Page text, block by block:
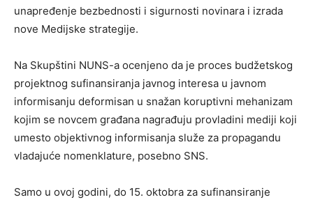
unapređenje bezbednosti i sigurnosti novinara i izrada
nove Medijske strategije.
Na Skupštini NUNS-a ocenjeno da je proces budžetskog
projektnog sufinansiranja javnog interesa u javnom
informisanju deformisan u snažan koruptivni mehanizam
kojim se novcem građana nagrađuju provladini mediji koji
umesto objektivnog informisanja služe za propagandu
vladajuće nomenklature, posebno SNS.
Samo u ovoj godini, do 15. oktobra za sufinansiranje